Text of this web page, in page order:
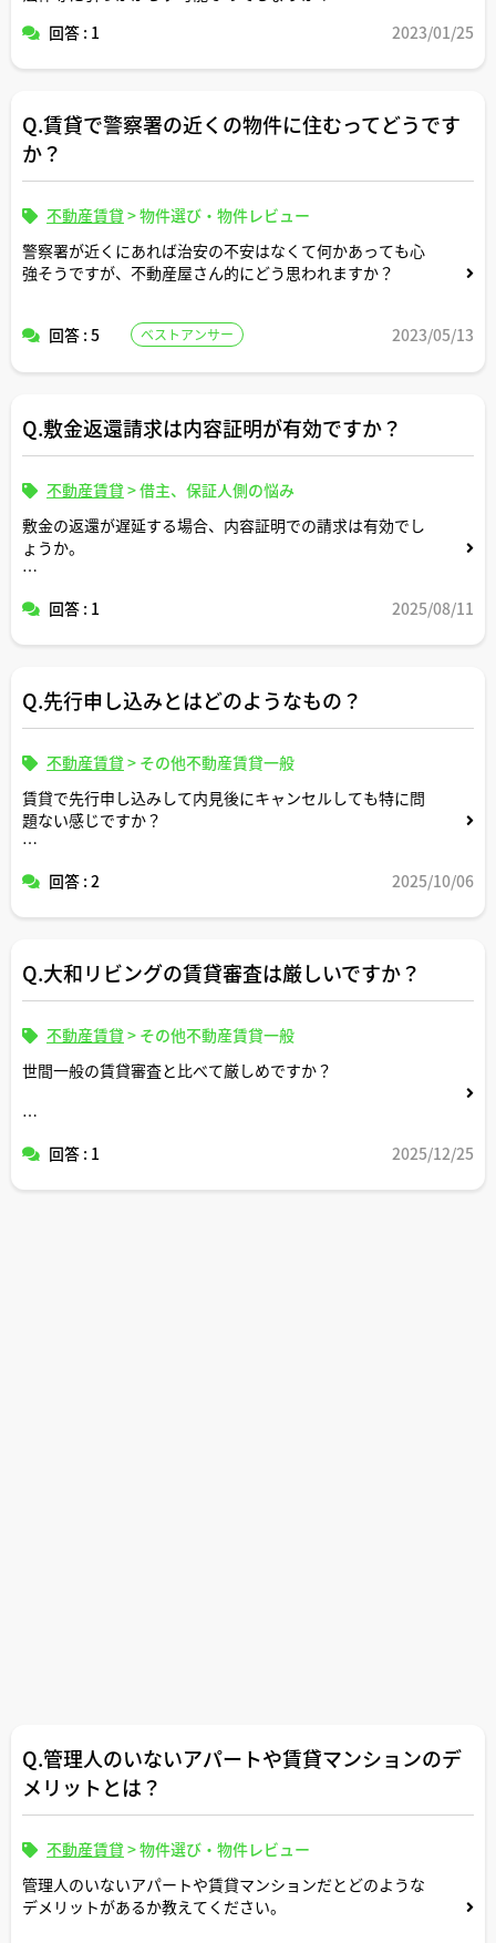
回答 : 1
2023/01/25
Q.賃貸で警察署の近くの物件に住むってどうです
か？
不動産賃貸 >物件選び・物件レビュー
警察署が近くにあれば治安の不安はなくて何かあっても心
強そうですが、不動産屋さん的にどう思われますか？
回答 : 5 ベストアンサー 2023/05/13
Q.敷金返還請求は内容証明が有効ですか？
不動産賃貸 >借主、保証人側の悩み
敷金の返還が遅延する場合、内容証明での請求は有効でし
ょうか。
当性を争うための証拠（写真・見積）の揃え方について、
回答 : 1 2025/08/11
Q.先行申し込みとはどのようなもの？
不動産賃貸 > その他不動産賃貸一般
賃貸で先行申し込みして内見後にキャンセルしても特に問
題ない感じですか？
回答 : 2 2025/10/06
Q.大和リビングの賃貸審査は厳しいですか？
不動産賃貸 > その他不動産賃貸一般
世間一般の賃貸審査と比べて厳しめですか？
回答 : 1 2025/12/25
Q.管理人のいないアパートや賃貸マンションのデ
メリットとは？
不動産賃貸 >物件選び・物件レビュー
管理人のいないアパートや賃貸マンションだとどのような
デメリットがあるか教えてください。